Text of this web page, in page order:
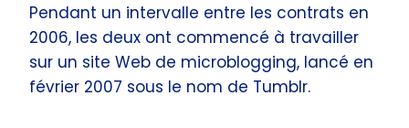
Pendant un intervalle entre les contrats en
2006, les deux ont commencé à travailler
sur un site Web de microblogging, lancé en
février 2007 sous le nom de Tumblr.